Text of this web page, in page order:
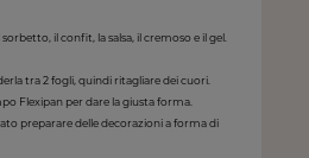
il confit, la salsa, il cremoso e il gel.
tra 2 fogli, quindi ritagliare dei cuori.
Flexipan per dare la giusta forma.
preparare delle decorazioni a forma di